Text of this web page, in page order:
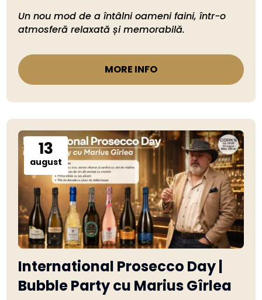
Un nou mod de a întâlni oameni faini, într-o
MORE INFO
13
august
International Prosecco Day |
Bubble Party cu Marius Gîrlea